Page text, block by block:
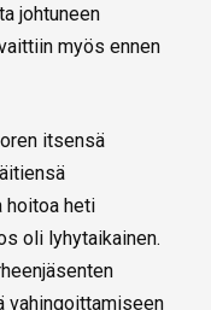
johtuneen
myös ennen
itsensä
hoitoa heti
oli lyhytaikainen.
vahingoittamiseen